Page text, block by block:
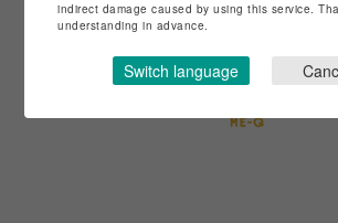
indirect damage caused by using this service.
understanding in advance.
Switch language